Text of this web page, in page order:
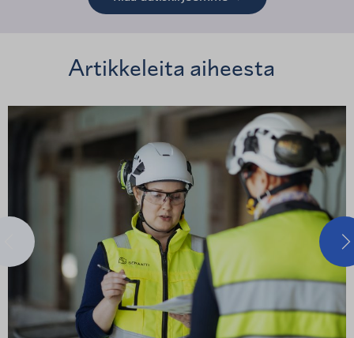
Artikkeleita aiheesta
Edellinen